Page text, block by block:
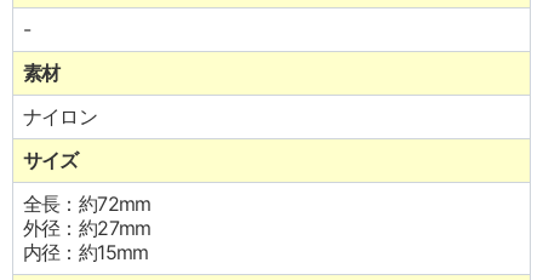
-
素材
ナイロン
サイズ
全長：約72mm
外径：約27mm
内径：約15mm